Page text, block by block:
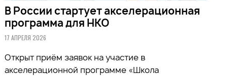
В России стартует акселерационная
программа для НКО
17 АПРЕЛЯ 2026
Открыт приём заявок на участие в
акселерационной программе «Школа